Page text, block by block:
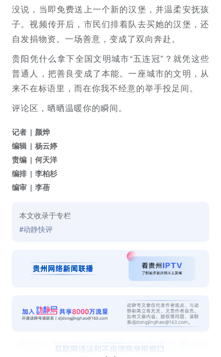
没说，当即免费送上一个新的汉堡，并温柔安抚孩
子。视频传开后，市民们排着队去买她的汉堡，还
自发捐物资。一场善意，变成了双向奔赴。
贵阳凭什么拿下全国文明城市“五连冠”？就凭这些
普通人，把善良变成了本能。一座城市的文明，从
来不在标语里，而在你我不经意的举手投足间。
评论区，晒晒温暖你的瞬间。
记者
颜烨
编辑
杨云婷
责编
何天洋
编排
李柏杉
编审
李蓓
本文收录于专栏
#动静快评